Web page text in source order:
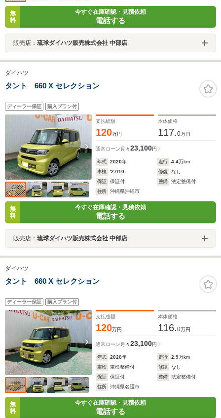
無
料
今すぐ在庫確認・見積依頼
電話する
販売店： 琉球ダイハツ販売株式会社 中部店
ダイハツ
タント 660 X セレクション
ディーラー保証 購入プラン付
支払総額
120万円
本体価格
117.0万円
通常ローン 月々23,100円
年式 2020年 走行 4.4万km
車検
'27/10 修復
なし
保証
保証付 整備
法定整備付
住所
沖縄県沖縄市
無
料
今すぐ在庫確認・見積依頼
電話する
販売店： 琉球ダイハツ販売株式会社 中部店
ダイハツ
タント 660 X セレクション
ディーラー保証 購入プラン付
支払総額
120万円
本体価格
116.0万円
通常ローン 月々23,100円
年式 2020年 走行 2.9万km
車検
車検整備付 修復
なし
保証
保証付 整備
法定整備付
住所
沖縄県名護市
無
料
今すぐ在庫確認・見積依頼
電話する